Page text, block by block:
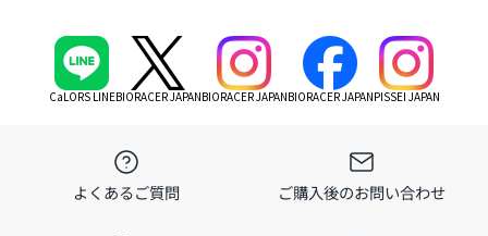
CaLORS LINEBIORACER JAPANBIORACER JAPANBIORACER JAPANPISSEI JAPAN
よくあるご質問 ご購入後のお問い合わせ